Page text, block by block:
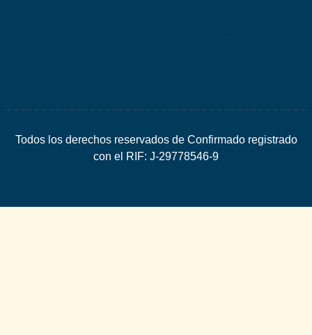
Todos los derechos reservados de Confirmado registrado
con el RIF: J-29778546-9